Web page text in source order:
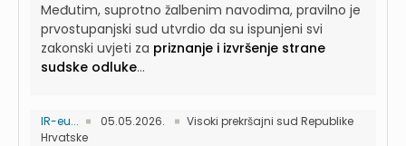
Međutim, suprotno žalbenim navodima, pravilno je
prvostupanjski sud utvrdio da su ispunjeni svi
zakonski uvjeti za priznanje i izvršenje strane
sudske odluke...
IR-eu... 05.05.2026.
Visoki prekršajni sud Republike
Hrvatske